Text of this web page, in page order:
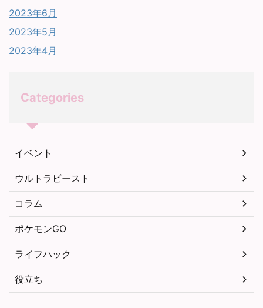
2023年6月
2023年5月
2023年4月
Categories
イベント
ウルトラビースト
コラム
ポケモンGO
ライフハック
役立ち